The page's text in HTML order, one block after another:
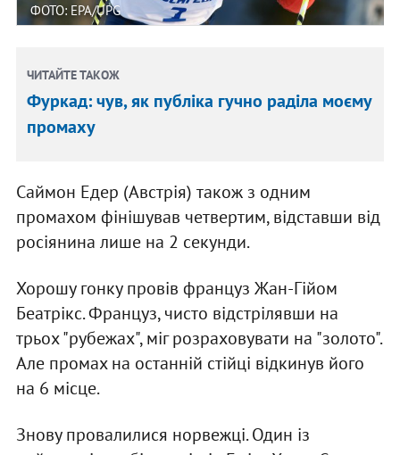
ФОТО: EPA/UPG
ЧИТАЙТЕ ТАКОЖ
Фуркад: чув, як публіка гучно раділа моєму
промаху
Саймон Едер (Австрія) також з одним
промахом фінішував четвертим, відставши від
росіянина лише на 2 секунди.
Хорошу гонку провів француз Жан-Гійом
Беатрікс. Француз, чисто відстрілявши на
трьох "рубежах", міг розраховувати на "золото".
Але промах на останній стійці відкинув його
на 6 місце.
Знову провалилися норвежці. Один із